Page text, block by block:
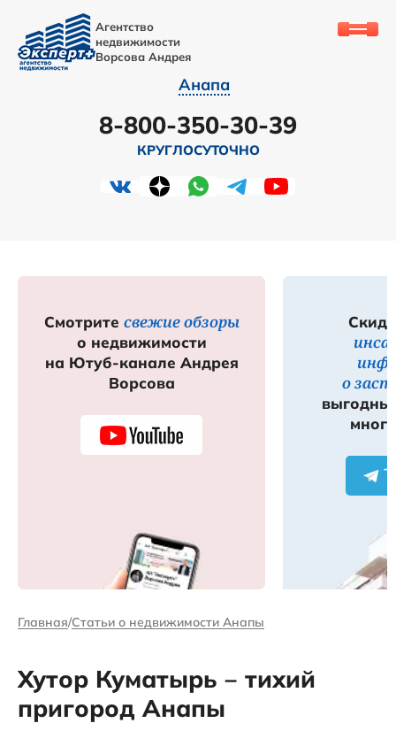
Агентство
недвижимости
Ворсова Андрея
Анапа
8-800-350-30-39
КРУГЛОСУТОЧНО
Смотрите свежие обзоры
о недвижимости
на Ютуб-канале Андрея
Ворсова
о
Главная Статьи о недвижимости Анапы
Хутор Куматырь ‒ тихий
пригород Анапы